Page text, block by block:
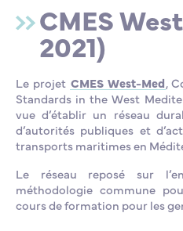
CMES
2021)
Le projet CMES West-Med,
Standards in the West
vue d’établir un réseau
d’autorités publiques et
transports maritimes en
Le réseau reposé sur
méthodologie commune
cours de formation pour les